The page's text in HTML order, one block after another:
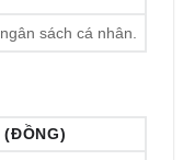
sách cá nhân.
(ĐỒNG)